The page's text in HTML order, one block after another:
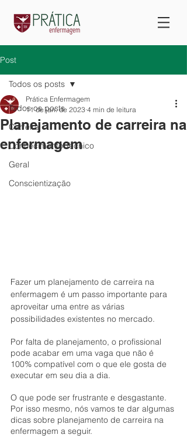
Post
Todos os posts
Carreira
Conhecimento Técnico
Geral
Conscientização
Todos os posts
Planejamento de carreira na
enfermagem
Prática Enfermagem
11 de jan. de 2023 4 min de leitura
Fazer um planejamento de carreira na
enfermagem é um passo importante para
aproveitar uma entre as várias
possibilidades existentes no mercado.
Por falta de planejamento, o profissional
pode acabar em uma vaga que não é
100% compatível com o que ele gosta de
executar em seu dia a dia.
O que pode ser frustrante e desgastante.
Por isso mesmo, nós vamos te dar algumas
dicas sobre planejamento de carreira na
enfermagem a seguir.